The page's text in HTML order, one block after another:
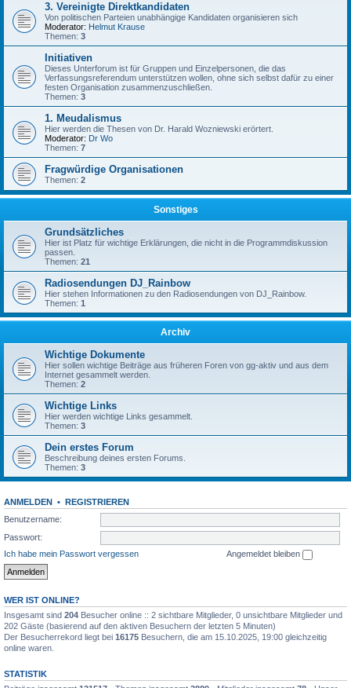
3. Vereinigte Direktkandidaten
Von politischen Parteien unabhängige Kandidaten organisieren sich
Moderator: Helmut Krause
Themen: 3
Initiativen
Dieses Unterforum ist für Gruppen und Einzelpersonen, die das
Verfassungsreferendum unterstützen wollen, ohne sich selbst dafür zu einer
festen Organisation zusammenzuschließen.
Themen: 3
1. Meudalismus
Hier werden die Thesen von Dr. Harald Wozniewski erörtert.
Moderator: Dr Wo
Themen: 7
Fragwürdige Organisationen
Themen: 2
Sonstiges
Grundsätzliches
Hier ist Platz für wichtige Erklärungen, die nicht in die Programmdiskussion
passen.
Themen: 21
Radiosendungen DJ_Rainbow
Hier stehen Informationen zu den Radiosendungen von DJ_Rainbow.
Themen: 1
Archiv
Wichtige Dokumente
Hier sollen wichtige Beiträge aus früheren Foren von gg-aktiv und aus dem
Internet gesammelt werden.
Themen: 2
Wichtige Links
Hier werden wichtige Links gesammelt.
Themen: 3
Dein erstes Forum
Beschreibung deines ersten Forums.
Themen: 3
ANMELDEN • REGISTRIEREN
Benutzername:
Passwort:
Ich habe mein Passwort vergessen
Angemeldet bleiben
WER IST ONLINE?
Insgesamt sind 204 Besucher online :: 2 sichtbare Mitglieder, 0 unsichtbare Mitglieder und
202 Gäste (basierend auf den aktiven Besuchern der letzten 5 Minuten)
Der Besucherrekord liegt bei 16175 Besuchern, die am 15.10.2025, 19:00 gleichzeitig
online waren.
STATISTIK